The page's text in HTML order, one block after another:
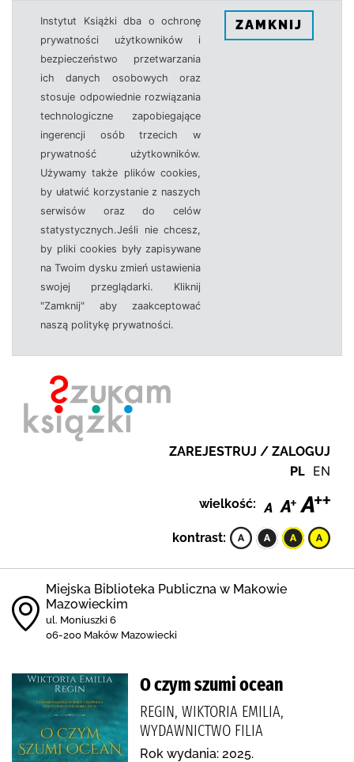
Instytut Książki dba o ochronę
prywatności użytkowników i
bezpieczeństwo przetwarzania
ich danych osobowych oraz
stosuje odpowiednie rozwiązania
technologiczne zapobiegające
ingerencji osób trzecich w
prywatność użytkowników.
Używamy także plików cookies,
by ułatwić korzystanie z naszych
serwisów oraz do celów
statystycznych.Jeśli nie chcesz,
by pliki cookies były zapisywane
na Twoim dysku zmień ustawienia
swojej przeglądarki. Kliknij
"Zamknij" aby zaakceptować
naszą politykę prywatności.
ZAMKNIJ
ZAREJESTRUJ / ZALOGUJ
PL EN
wielkość:
kontrast:
Miejska Biblioteka Publiczna w Makowie
Mazowieckim
ul. Moniuszki 6
06-200 Maków Mazowiecki
O czym szumi ocean
REGIN, WIKTORIA EMILIA,
WYDAWNICTWO FILIA
Rok wydania: 2025.